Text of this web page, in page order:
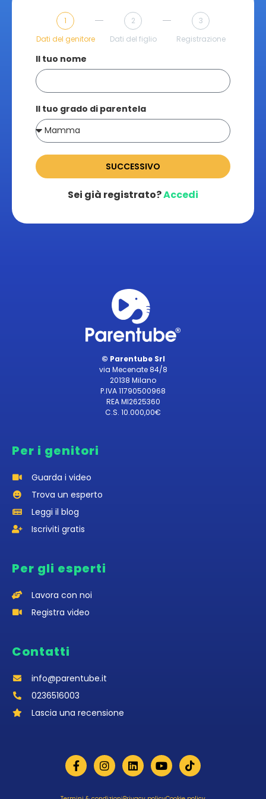
1
Dati del genitore
2
Dati del figlio
3
Registrazione
Il tuo nome
Il tuo grado di parentela
SUCCESSIVO
Sei già registrato?Accedi
© Parentube Srl
via Mecenate 84/8
20138 Milano
P.IVA 11790500968
REA MI2625360
C.S. 10.000,00€
Per i genitori
Guarda i video
Trova un esperto
Leggi il blog
Iscriviti gratis
Per gli esperti
Lavora con noi
Registra video
Contatti
info@parentube.it
0236516003‬
Lascia una recensione